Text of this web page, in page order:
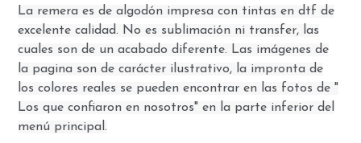
La remera es de algodón impresa con tintas en dtf de
excelente calidad. No es sublimación ni transfer, las
cuales son de un acabado diferente. Las imágenes de
la pagina son de carácter ilustrativo, la impronta de
los colores reales se pueden encontrar en las fotos de "
Los que confiaron en nosotros" en la parte inferior del
menú principal.